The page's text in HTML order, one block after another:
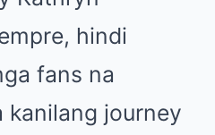
hindi
fans na
kanilang journey